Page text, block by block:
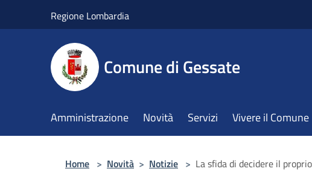
Regione Lombardia
Comune di Gessate
Amministrazione Novità Servizi Vivere il Comune
Home > Novità > Notizie > La sfida di decidere il